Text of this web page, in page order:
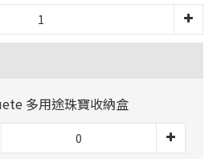
多用途珠寶收納盒